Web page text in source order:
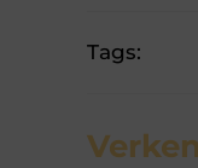
Tags: